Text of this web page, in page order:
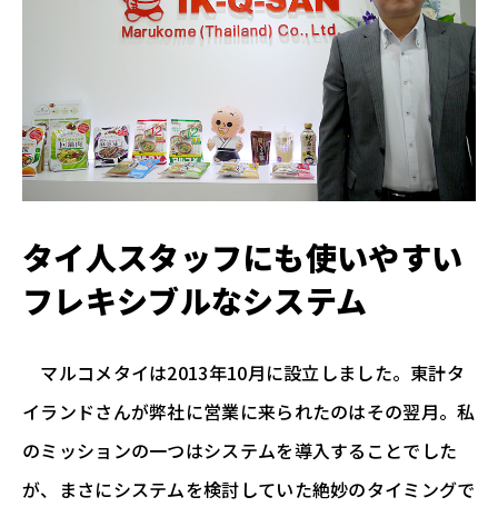
タイ人スタッフにも使いやすい
フレキシブルなシステム
マルコメタイは2013年10月に設立しました。東計タ
イランドさんが弊社に営業に来られたのはその翌月。私
のミッションの一つはシステムを導入することでした
が、まさにシステムを検討していた絶妙のタイミングで